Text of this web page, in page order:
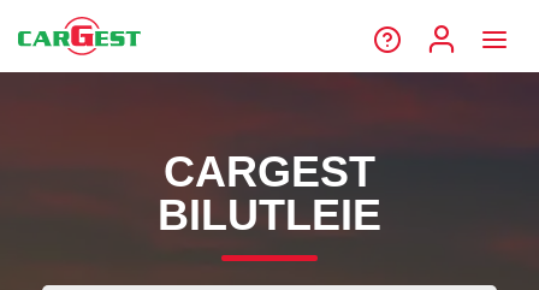
CARGEST
BILUTLEIE